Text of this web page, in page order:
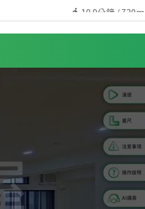
10.9分鐘 / 720m
13.2分鐘 /871m
分鐘 /973m
分鐘 /1168m
分鐘 /1159m
分鐘 /1141m